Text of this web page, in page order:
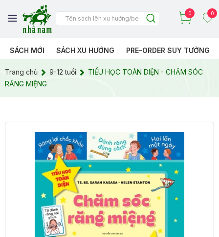
0 0
SÁCH MỚI SÁCH XU HƯỚNG PRE-ORDER SUY TƯỞNG
Trang chủ 9-12 tuổi
TIỂU HỌC TOÀN DIỆN - CHĂM SÓC
RĂNG MIỆNG